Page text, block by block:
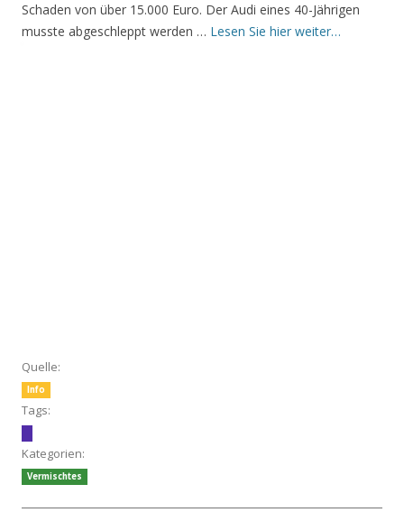
Schaden von über 15.000 Euro. Der Audi eines 40-Jährigen
musste abgeschleppt werden … Lesen Sie hier weiter…
Quelle:
Info
Tags:
Kategorien:
Vermischtes